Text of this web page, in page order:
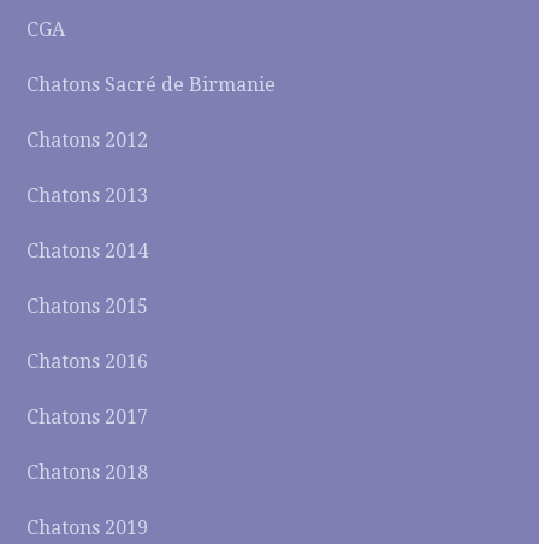
CGA
Chatons Sacré de Birmanie
Chatons 2012
Chatons 2013
Chatons 2014
Chatons 2015
Chatons 2016
Chatons 2017
Chatons 2018
Chatons 2019